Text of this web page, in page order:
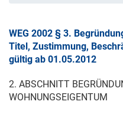
WEG 2002 § 3.
Titel, Zustimmung,
gültig ab 01.05.2012
2. ABSCHNITT
WOHNUNGSEIGENTUM